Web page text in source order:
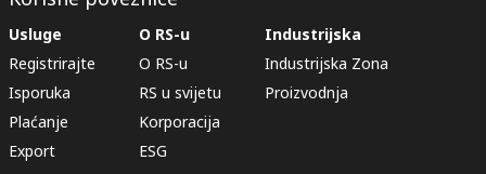
Usluge
Registrirajte
Isporuka
Plaćanje
Export
O RS-u
O RS-u
RS u svijetu
Korporacija
ESG
Industrijska
Industrijska Zona
Proizvodnja